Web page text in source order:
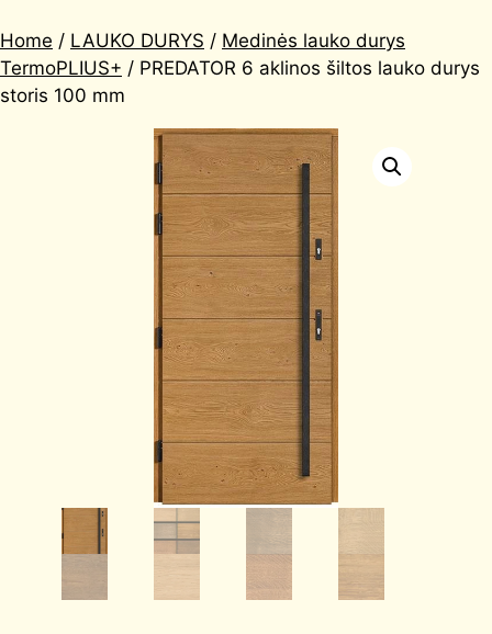
Home / LAUKO DURYS / Medinės lauko durys
TermoPLIUS+ / PREDATOR 6 aklinos šiltos lauko durys
storis 100 mm